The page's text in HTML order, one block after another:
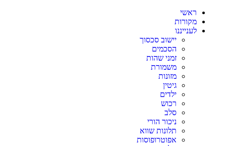
ראשי
מקורות
לענייננו
יישוב סכסוך
הסכמים
זמני שהות
משמורת
מזונות
גיטין
ילדים
רכוש
סלב
ניכור הורי
תלונות שווא
אפוטרופוסות